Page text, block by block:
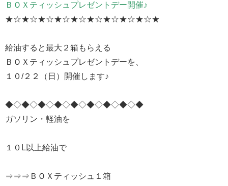
ＢＯＸティッシュプレゼントデー開催♪
★☆★☆★☆★☆★☆★☆★☆★☆★☆★
給油すると最大２箱もらえる
ＢＯＸティッシュプレゼントデーを、
１０/２２（日）開催します♪
◆◇◆◇◆◇◆◇◆◇◆◇◆◇◆◇◆
ガソリン・軽油を
１０L以上給油で
⇒⇒⇒ＢＯＸティッシュ１箱